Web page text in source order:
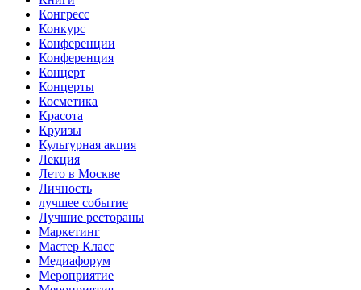
Конгресс
Конкурс
Конференции
Конференция
Концерт
Концерты
Косметика
Красота
Круизы
Культурная акция
Лекция
Лето в Москве
Личность
лучшее событие
Лучшие рестораны
Маркетинг
Мастер Класс
Медиафорум
Мероприятие